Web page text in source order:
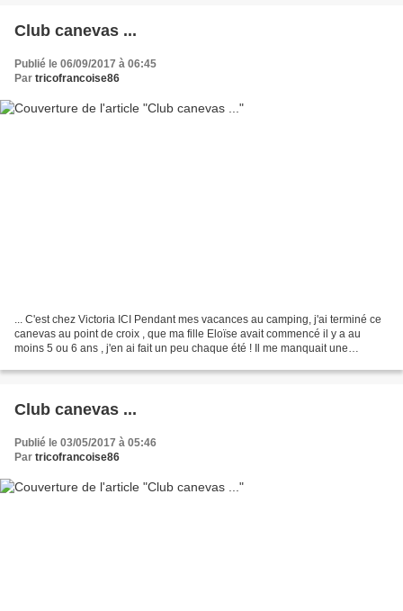
Club canevas ...
Publié le 06/09/2017 à 06:45
Par tricofrancoise86
... C'est chez Victoria ICI Pendant mes vacances au camping, j'ai terminé ce
canevas au point de croix , que ma fille Eloïse avait commencé il y a au
moins 5 ou 6 ans , j'en ai fait un peu chaque été ! Il me manquait une
Club canevas ...
Publié le 03/05/2017 à 05:46
Par tricofrancoise86